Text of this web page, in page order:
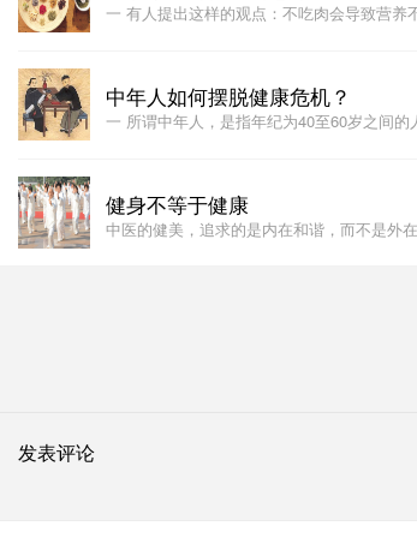
一 有人提出这样的观点：不吃肉会导致营
中年人如何摆脱健康危机？
一 所谓中年人，是指年纪为40至60岁之间
健身不等于健康
中医的健美，追求的是内在和谐，而不是外
发表评论